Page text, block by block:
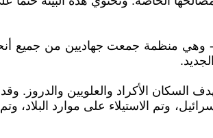
وهي منظمة جمعت جهاديين من جميع
الأكراد والعلويين والدروز. وقد
وتم الاستيلاء على موارد